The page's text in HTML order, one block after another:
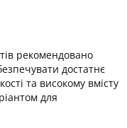
рекомендовано
достатнє
та високому вмісту
для